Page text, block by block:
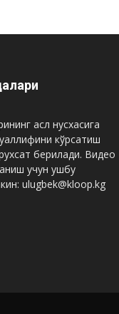
асл нусхасига
кўрсатиш
берилади. Видео
учун ушбу
ulugbek@kloop.kg